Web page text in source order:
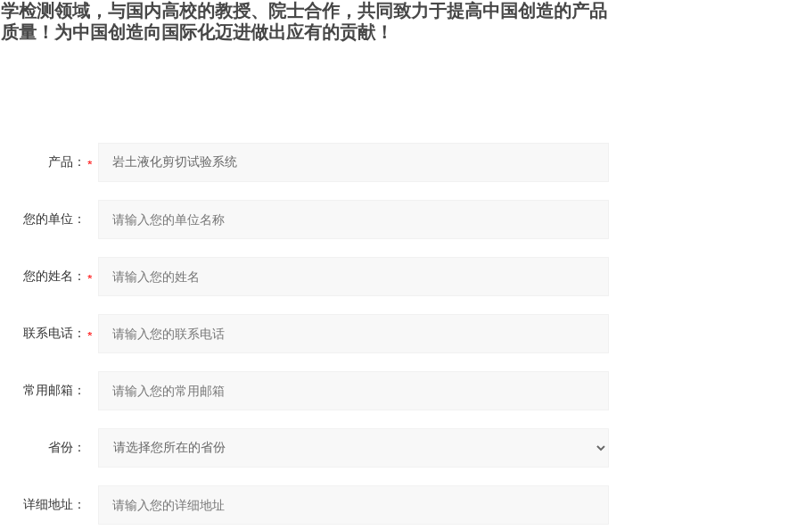
学检测领域，与国内高校的教授、院士合作，共同致力于提高中国创造的产品
质量！为中国创造向国际化迈进做出应有的贡献！
产品：
您的单位：
您的姓名：
联系电话：
常用邮箱：
省份：
详细地址：